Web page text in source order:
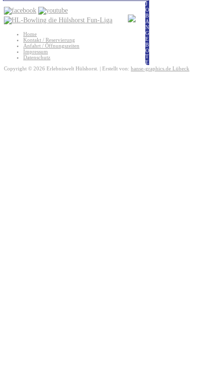
J
O
B
A
N
G
E
B
O
T
E
Home
Kontakt / Reservierung
Anfahrt / Öffnungszeiten
Impressum
Datenschutz
Copyright © 2026 Erlebniswelt Hülshorst. | Erstellt von: hanse-graphics.de Lübeck